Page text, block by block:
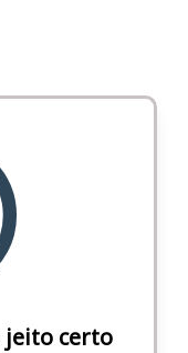
jeito certo